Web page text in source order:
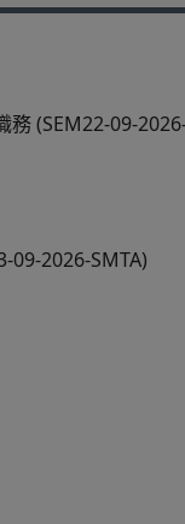
(SEM22-09-
09-2026-SMTA)